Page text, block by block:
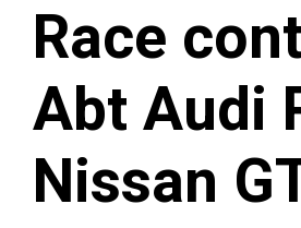
Race
Abt Audi
Nissan